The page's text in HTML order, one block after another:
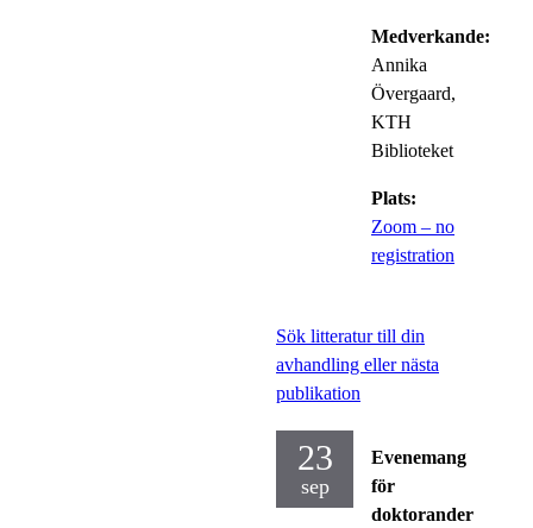
Medverkande:
Annika
Övergaard,
KTH
Biblioteket
Plats:
Zoom – no
registration
Sök litteratur till din
avhandling eller nästa
publikation
23
sep
Evenemang
för
doktorander